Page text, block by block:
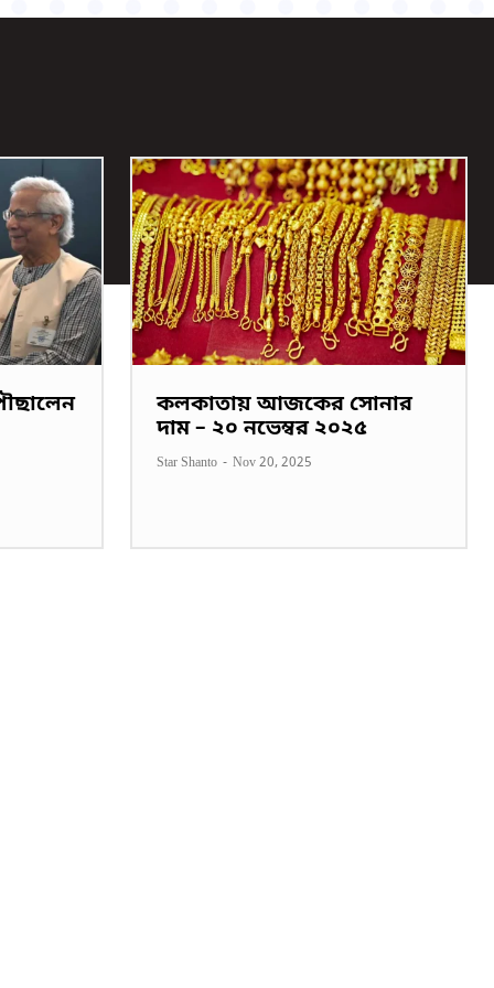
কলকাতায় আজকের সোনার
দাম – ২০ নভেম্বর ২০২৫
Star Shanto - Nov 20, 2025